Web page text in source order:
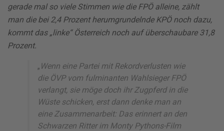
gerade mal so viele Stimmen wie die FPÖ alleine, zählt
man die bei 2,4 Prozent herumgrundelnde KPÖ noch dazu,
kommt das „linke“ Österreich noch auf überschaubare 31,8
Prozent.
„ Wenn eine Partei mit Rekordverlusten wie
die ÖVP vom fulminanten Wahlsieger FPÖ
verlangt, sie möge doch ihr Zugpferd in die
Wüste schicken, erst dann denke man an
eine Zusammenarbeit: Das erinnert an den
Schwarzen Ritter im Monty Pythons-Film